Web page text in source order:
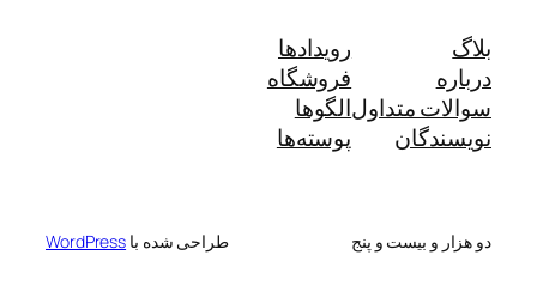
بلاگ
درباره
سوالات متداول
نویسندگان
رویدادها
فروشگاه
الگوها
پوسته‌ها
دو هزار و بیست و پنج طراحی شده با WordPress